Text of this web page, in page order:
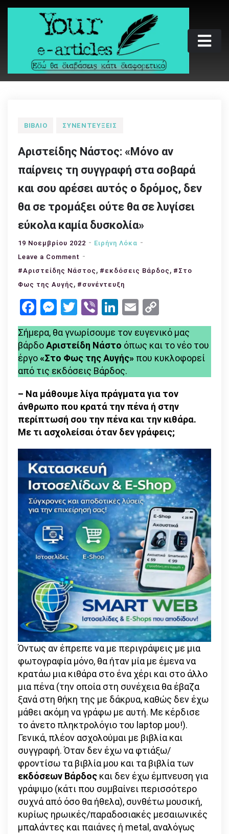
Skip
Your e-articles
Εδώ θα διαβάσεις κάτι διαφορετικό
ΒΙΒΛΊΟ ΣΥΝΕΝΤΕΎΞΕΙΣ
Αριστείδης Νάστος: «Μόνο αν
παίρνεις τη συγγραφή στα σοβαρά
και σου αρέσει αυτός ο δρόμος, δεν
θα σε τρομάξει ούτε θα σε λυγίσει
εύκολα καμία δυσκολία»
19 Νοεμβρίου 2022
Ειρήνη Λόκα
Leave a Comment on
Αριστείδης
Νάστος:
αν
τη
συγγραφή
στα
σοβαρά
σου
αρέσει
αυτός
ο
δρόμος,
δεν
θα
σε
τρομάξει
ούτε
θα
σε
λυγίσει
εύκολα
καμία
δυσκολία»
#Αριστείδης Νάστος , #εκδόσεις Βάρδος , #Στο
Φως της Αυγής , #συνέντευξη
Facebook
Messenger
Twitter
ViberLinkedIn
Email
Link
Σήμερα, θα γνωρίσουμε τον ευγενικό μας
βάρδοΑριστείδη Νάστο όπως και το νέο του
έργο«Στο Φως της Αυγής» που κυκλοφορεί
από τις εκδόσεις Βάρδος.
– Να μάθουμε λίγα πράγματα για τον
άνθρωπο που κρατά την πένα ή στην
περίπτωσή σου την πένα και την κιθάρα.
Με τι ασχολείσαι όταν δεν γράφεις;
Όντως αν έπρεπε να με περιγράψεις με μια
φωτογραφία μόνο, θα ήταν μία με έμενα να
κρατάω μια κιθάρα στο ένα χέρι και στο άλλο
μια πένα (την οποία στη συνέχεια θα έβαζα
ξανά στη θήκη της με δάκρυα, καθώς δεν έχω
μάθει ακόμη να γράφω με αυτή. Με κέρδισε
το άνετο πληκτρολόγιο του laptop μου!).
Γενικά, πλέον ασχολούμαι με βιβλία και
συγγραφή. Όταν δεν έχω να φτιάξω/
φροντίσω τα βιβλία μου και τα βιβλία των
εκδόσεων Βάρδος και δεν έχω έμπνευση για
γράψιμο (κάτι που συμβαίνει περισσότερο
συχνά από όσο θα ήθελα), συνθέτω μουσική,
κυρίως ηρωικές/παραδοσιακές μεσαιωνικές
μπαλάντες και παιάνες ή metal, αναλόγως